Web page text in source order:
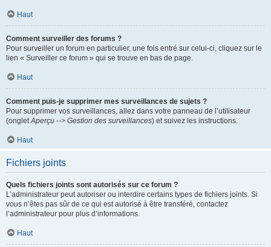
Haut
Comment surveiller des forums ?
Pour surveiller un forum en particulier, une fois entré sur celui-ci, cliquez sur le
lien « Surveiller ce forum » qui se trouve en bas de page.
Haut
Comment puis-je supprimer mes surveillances de sujets ?
Pour supprimer vos surveillances, allez dans votre panneau de l’utilisateur
(ongletAperçu --> Gestion des surveillances) et suivez les instructions.
Haut
Fichiers joints
Quels fichiers joints sont autorisés sur ce forum ?
L’administrateur peut autoriser ou interdire certains types de fichiers joints. Si
vous n’êtes pas sûr de ce qui est autorisé à être transféré, contactez
l’administrateur pour plus d’informations.
Haut